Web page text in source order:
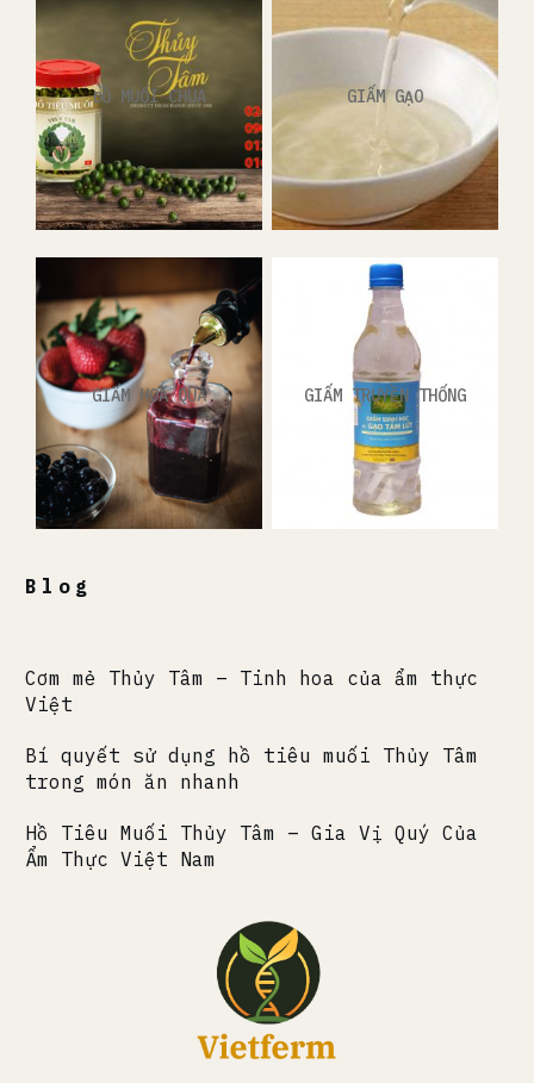
ĐỒ MUỐI CHUA GIẤM GẠO
GIẤM HOA QUẢ GIẤM TRUYỀN THỐNG
Blog
Cơm mẻ Thủy Tâm – Tinh hoa của ẩm thực
Việt
Bí quyết sử dụng hồ tiêu muối Thủy Tâm
trong món ăn nhanh
Hồ Tiêu Muối Thủy Tâm – Gia Vị Quý Của
Ẩm Thực Việt Nam